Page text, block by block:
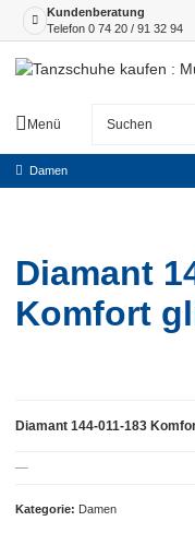
Kundenberatung
Telefon 0 74 20 / 91 32 94
Menü
Damen
Diamant
Komfort
Kategorie Damen
Diamant 144-011-183